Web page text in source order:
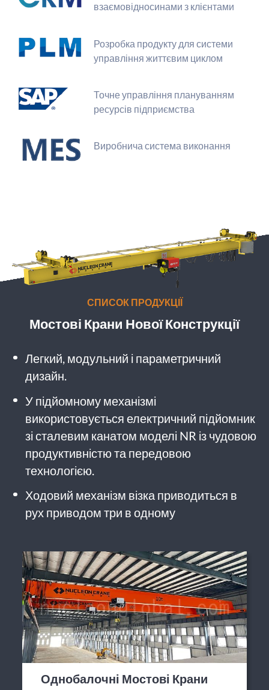
взаємовідносинами з клієнтами
Розробка продукту для системи
управління життєвим циклом
Точне управління плануванням
ресурсів підприємства
Виробнича система виконання
СПИСОК ПРОДУКЦІЇ
Мостові Крани Нової Конструкції
Легкий, модульний і параметричний
дизайн.
У підйомному механізмі
використовується електричний підйомник
зі сталевим канатом моделі NR із чудовою
продуктивністю та передовою
технологією.
Ходовий механізм візка приводиться в
рух приводом три в одному
Однобалочні Мостові Крани